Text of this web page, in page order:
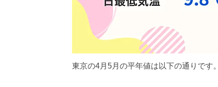
東京の4月5月の平年値は以下の通りです